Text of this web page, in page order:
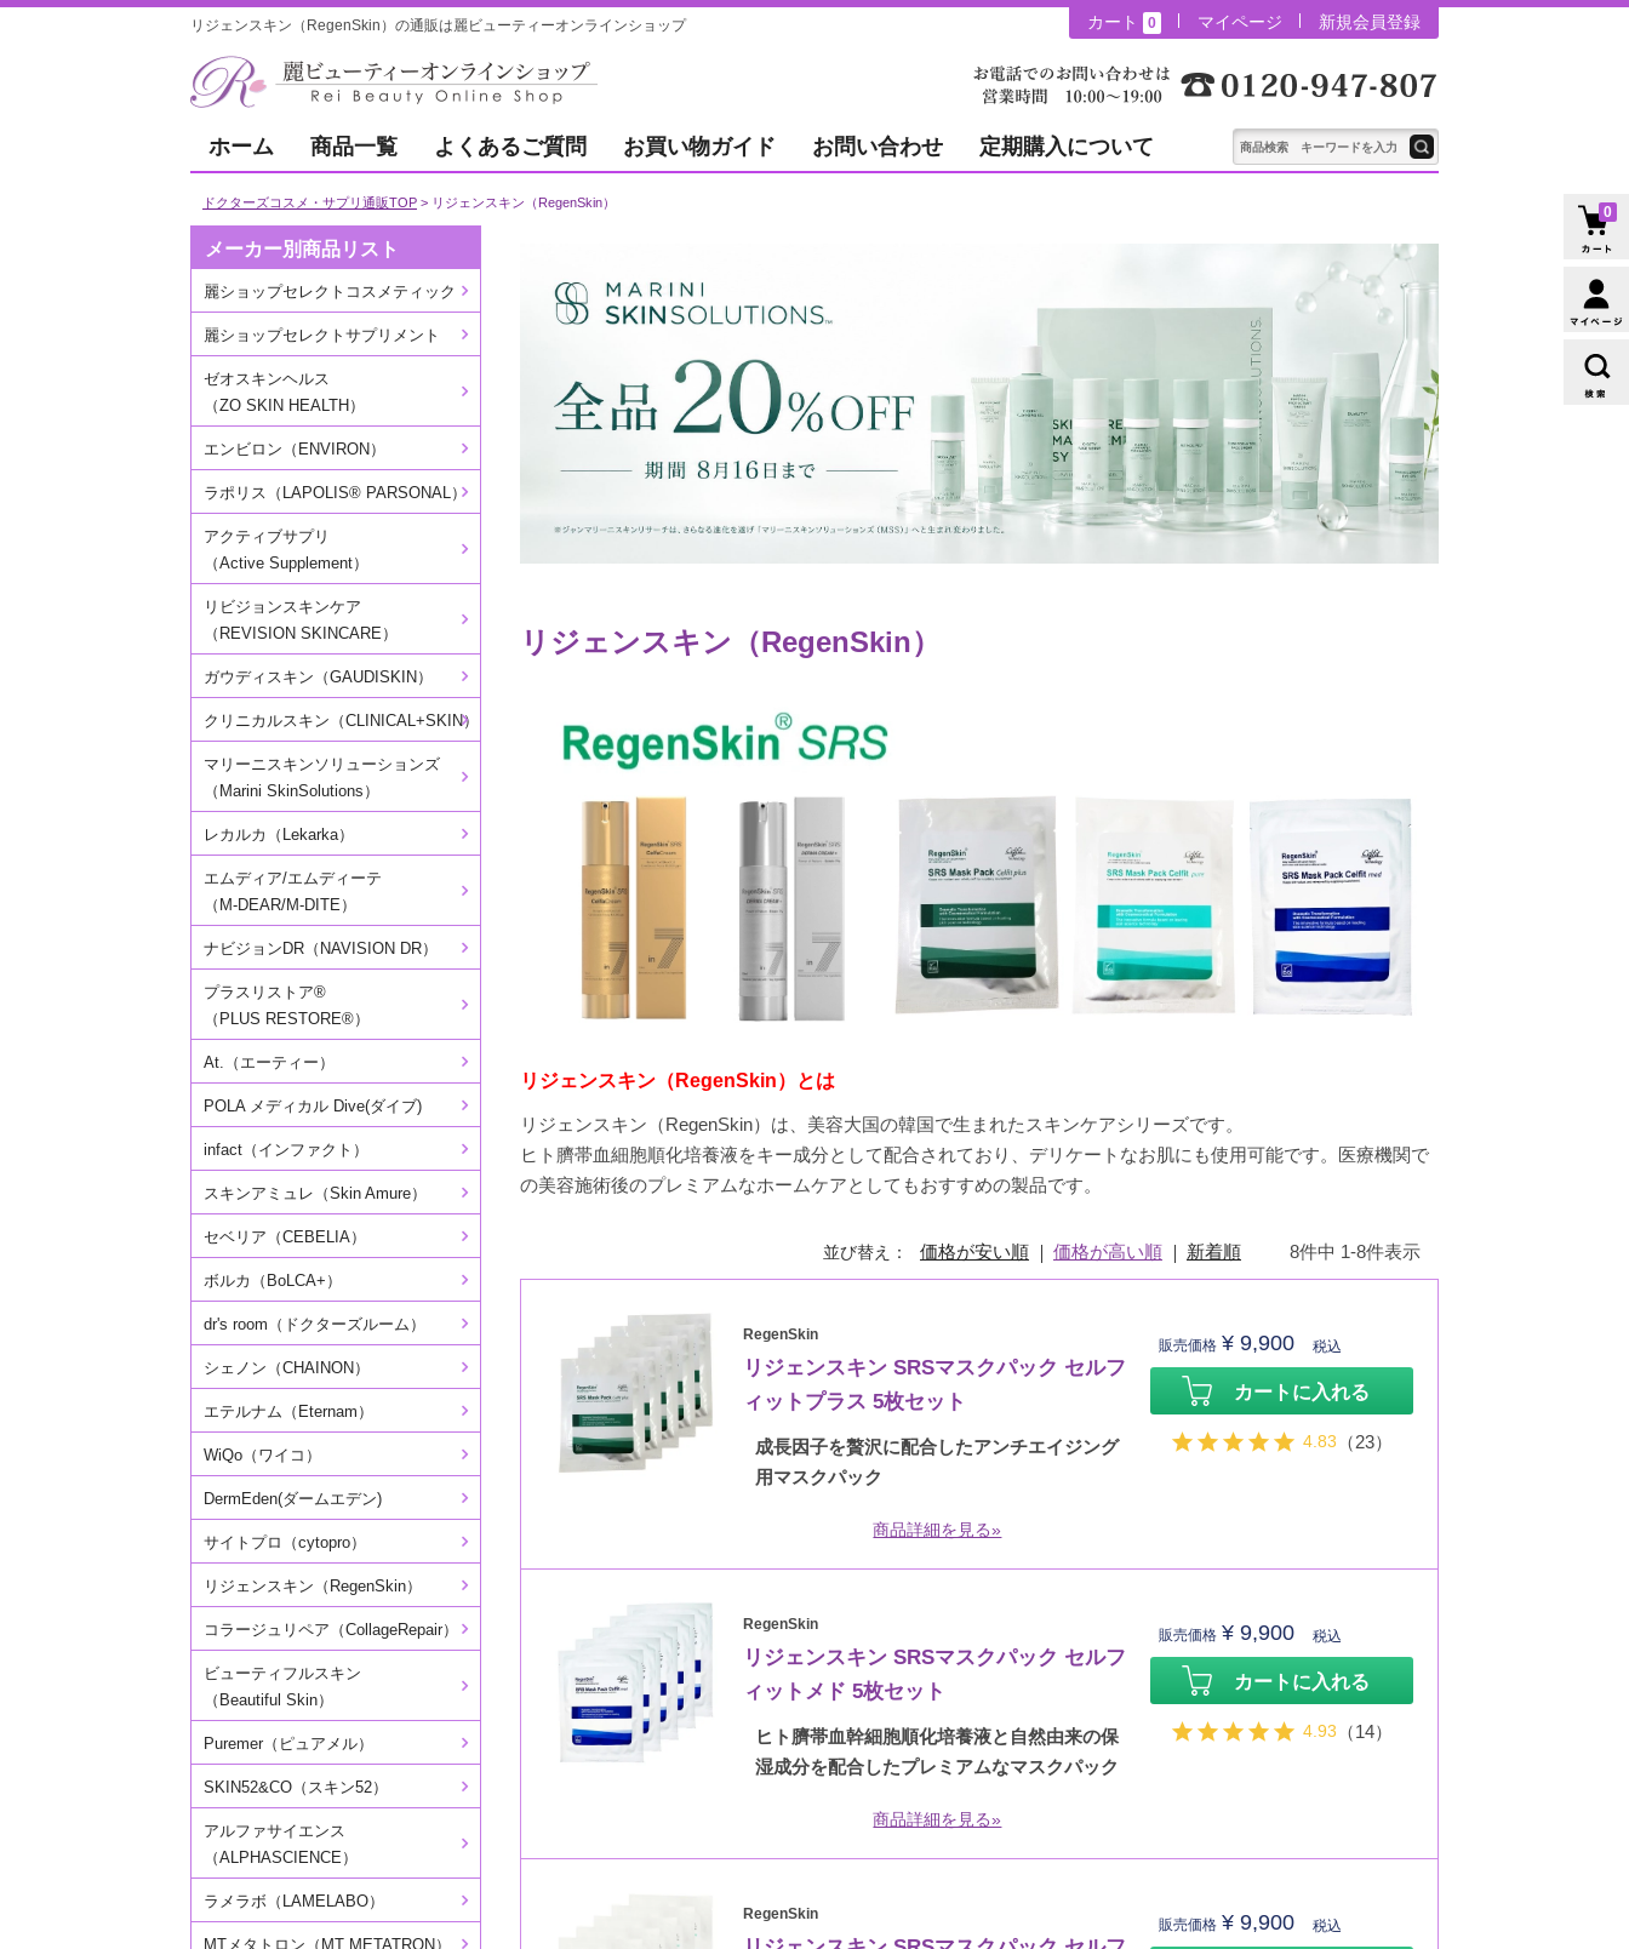
リジェンスキン（RegenSkin）の通販は麗ビューティーオンラインショップ カート 0 マイページ 新規会員登録
ホーム 商品一覧 よくあるご質問 お買い物ガイド お問い合わせ 定期購入について
ドクターズコスメ・サプリ通販TOP リジェンスキン（RegenSkin）
リジェンスキン（RegenSkin）
リジェンスキン（RegenSkin）とは
リジェンスキン（RegenSkin）は、美容大国の韓国で生まれたスキンケアシリーズです。
ヒト臍帯血細胞順化培養液をキー成分として配合されており、デリケートなお肌にも使用可能です。医療機関で
の美容施術後のプレミアムなホームケアとしてもおすすめの製品です。
並び替え 価格が安い順 価格が高い順 新着順 8件中 1-8件表示
RegenSkin
リジェンスキン SRSマスクパック セルフ
ィットプラス 5枚セット
成長因子を贅沢に配合したアンチエイジング
用マスクパック
商品詳細を見る»
販売価格 ¥ 9,900 税込
カートに入れる
4.83 （23）
RegenSkin
リジェンスキン SRSマスクパック セルフ
ィットメド 5枚セット
ヒト臍帯血幹細胞順化培養液と自然由来の保
湿成分を配合したプレミアムなマスクパック
商品詳細を見る»
販売価格 ¥ 9,900 税込
カートに入れる
4.93 （14）
RegenSkin
販売価格 ¥ 9,900 税込
0
メーカー別商品リスト
麗ショップセレクトコスメティック
麗ショップセレクトサプリメント
ゼオスキンヘルス
（ZO SKIN HEALTH）
エンビロン（ENVIRON）
ラポリス（LAPOLIS® PARSONAL）
アクティブサプリ
（Active Supplement）
リビジョンスキンケア
（REVISION SKINCARE）
ガウディスキン（GAUDISKIN）
クリニカルスキン（CLINICAL+SKIN）
マリーニスキンソリューションズ
（Marini SkinSolutions）
レカルカ（Lekarka）
エムディア/エムディーテ
（M-DEAR/M-DITE）
ナビジョンDR（NAVISION DR）
プラスリストア®
（PLUS RESTORE®）
At.（エーティー）
POLA メディカル Dive(ダイブ)
infact（インファクト）
スキンアミュレ（Skin Amure）
セベリア（CEBELIA）
ボルカ（BoLCA+）
dr's room（ドクターズルーム）
シェノン（CHAINON）
エテルナム（Eternam）
WiQo（ワイコ）
DermEden(ダームエデン)
サイトプロ（cytopro）
リジェンスキン（RegenSkin）
コラージュリペア（CollageRepair）
ビューティフルスキン
（Beautiful Skin）
Puremer（ピュアメル）
SKIN52&CO（スキン52）
アルファサイエンス
（ALPHASCIENCE）
ラメラボ（LAMELABO）
MTメタトロン（MT METATRON）